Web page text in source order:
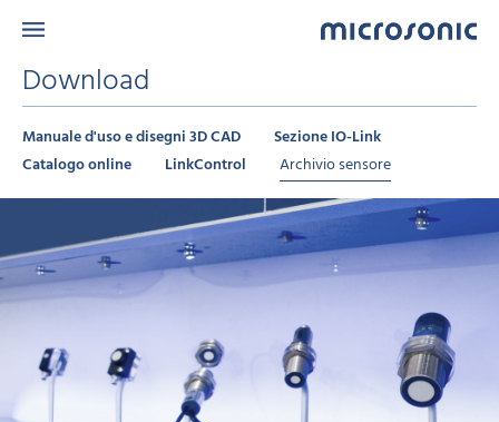
Download
Manuale d'uso e disegni 3D CAD
Sezione IO-Link
Catalogo online
LinkControl Archivio sensore